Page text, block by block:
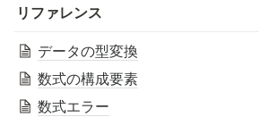
リファレンス
データの型変換
数式の構成要素
数式エラー